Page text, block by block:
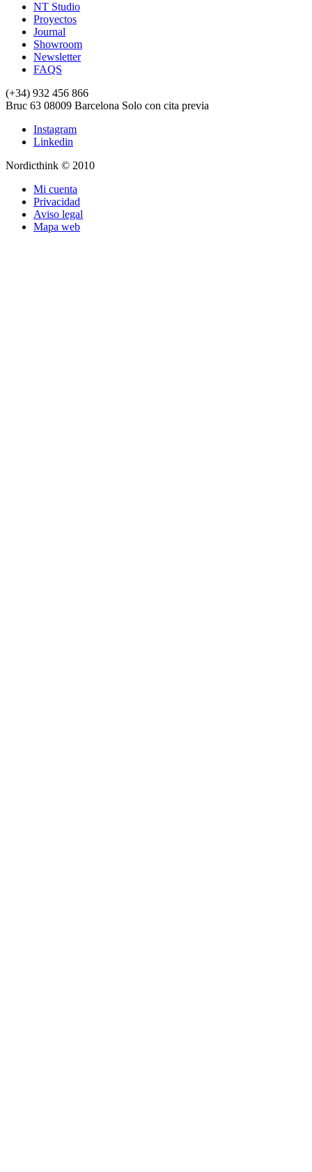
NT Studio
Proyectos
Journal
Showroom
Newsletter
FAQS
(+34) 932 456 866
Bruc 63 08009 Barcelona Solo con cita previa
Instagram
Linkedin
Nordicthink © 2010
Mi cuenta
Privacidad
Aviso legal
Mapa web